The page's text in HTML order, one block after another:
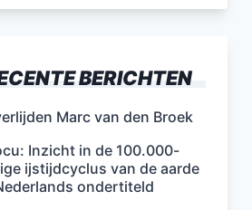
BERICHTEN
Marc van den Broek
Inzicht in de 100.000-
ijstijdcyclus van de aarde
ondertiteld